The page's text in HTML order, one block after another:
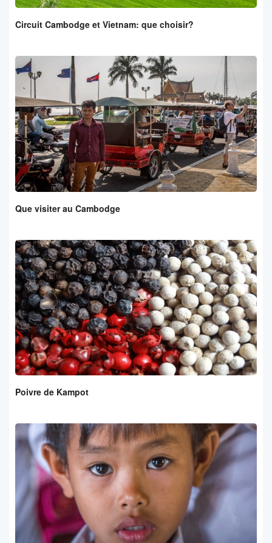
Circuit Cambodge et Vietnam: que choisir?
Que visiter au Cambodge
Poivre de Kampot